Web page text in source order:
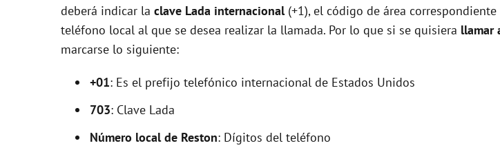
i
o
deberá indicar la clave Lada internacional (+1), el código de área
teléfono local al que se desea realizar la llamada. Por lo que si se quisiera llamar
marcarse lo siguiente:
+01: Es el prefijo telefónico internacional de Estados Unidos
703: Clave Lada
Número local de Reston: Dígitos del teléfono